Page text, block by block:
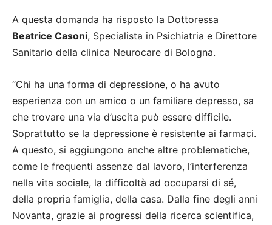
A questa domanda ha risposto la Dottoressa
Beatrice Casoni, Specialista in Psichiatria e Direttore
Sanitario della clinica Neurocare di Bologna.
“Chi ha una forma di depressione, o ha avuto
esperienza con un amico o un familiare depresso, sa
che trovare una via d’uscita può essere difficile.
Soprattutto se la depressione è resistente ai farmaci.
A questo, si aggiungono anche altre problematiche,
come le frequenti assenze dal lavoro, l’interferenza
nella vita sociale, la difficoltà ad occuparsi di sé,
della propria famiglia, della casa. Dalla fine degli anni
Novanta, grazie ai progressi della ricerca scientifica,